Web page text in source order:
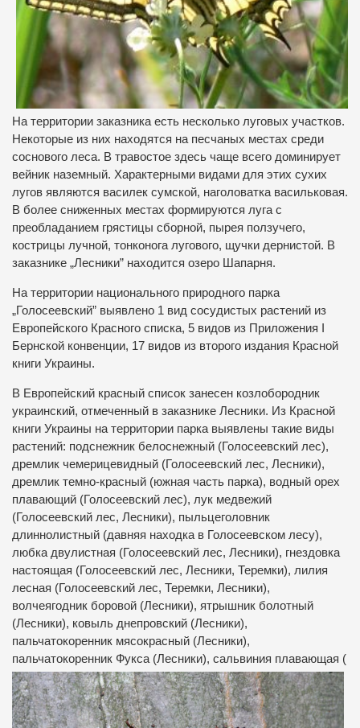
На территории заказника есть несколько луговых участков.
Некоторые из них находятся на песчаных местах среди
соснового леса. В травостое здесь чаще всего доминирует
вейник наземный. Характерными видами для этих сухих
лугов являются василек сумской, наголоватка васильковая.
В более сниженных местах формируются луга с
преобладанием грястицы сборной, пырея ползучего,
кострицы лучной, тонконога лугового, щучки дернистой. В
заказнике „Лесники” находится озеро Шапарня.
На территории национального природного парка
„Голосеевский” выявлено 1 вид сосудистых растений из
Европейского Красного списка, 5 видов из Приложения І
Бернской конвенции, 17 видов из второго издания Красной
книги Украины.
В Европейский красный список занесен козлобородник
украинский, отмеченный в заказнике Лесники. Из Красной
книги Украины на территории парка выявлены такие виды
растений: подснежник белоснежный (Голосеевский лес),
дремлик чемерицевидный (Голосеевский лес, Лесники),
дремлик темно-красный (южная часть парка), водный орех
плавающий (Голосеевский лес), лук медвежий
(Голосеевский лес, Лесники), пыльцеголовник
длиннолистный (давняя находка в Голосеевском лесу),
любка двулистная (Голосеевский лес, Лесники), гнездовка
настоящая (Голосеевский лес, Лесники, Теремки), лилия
лесная (Голосеевский лес, Теремки, Лесники),
волчеягодник боровой (Лесники), ятрышник болотный
(Лесники), ковыль днепровский (Лесники),
пальчатокоренник мясокрасный (Лесники),
пальчатокоренник Фукса (Лесники), сальвиния плавающая (